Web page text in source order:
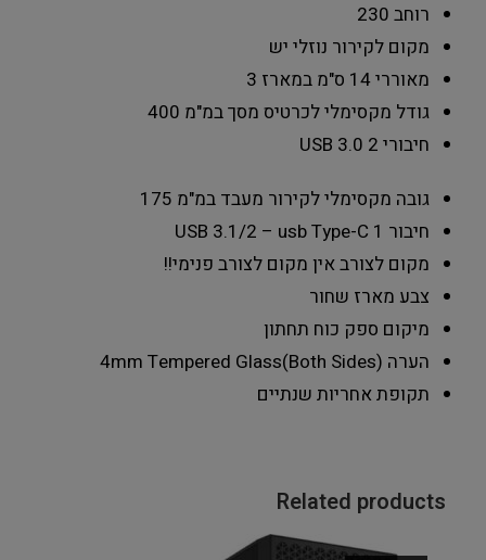
רוחב 230
מקום לקירור נוזלי יש
מאוררי 14 ס"מ במארז
3
גודל מקסימלי לכרטיס מסך במ"מ 400
חיבורי USB 3.0 2
גובה מקסימלי לקירור מעבד במ"מ 175
חיבור USB 3.1/2 – usb Type-C 1
מקום לצורבאין מקום לצורב פנימי!!
צבע מארז שחור
מיקום ספק כוח תחתון
הערה 4mm Tempered Glass(Both Sides)
תקופת אחריות שנתיים
Related products